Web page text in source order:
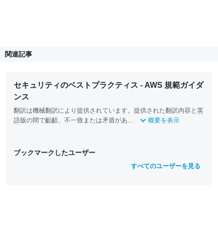
関連記事
セキュリティのベストプラクティス - AWS 規範ガイダ
ンス
翻訳は機械翻訳により提供されています。提供された翻訳内容と 英
語版の間で齟齬、不一致または矛盾があ... 概要を表示
ブックマークしたユーザー
すべてのユーザーを見る